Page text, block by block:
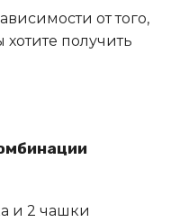
от того,
получить
и 2 чашки